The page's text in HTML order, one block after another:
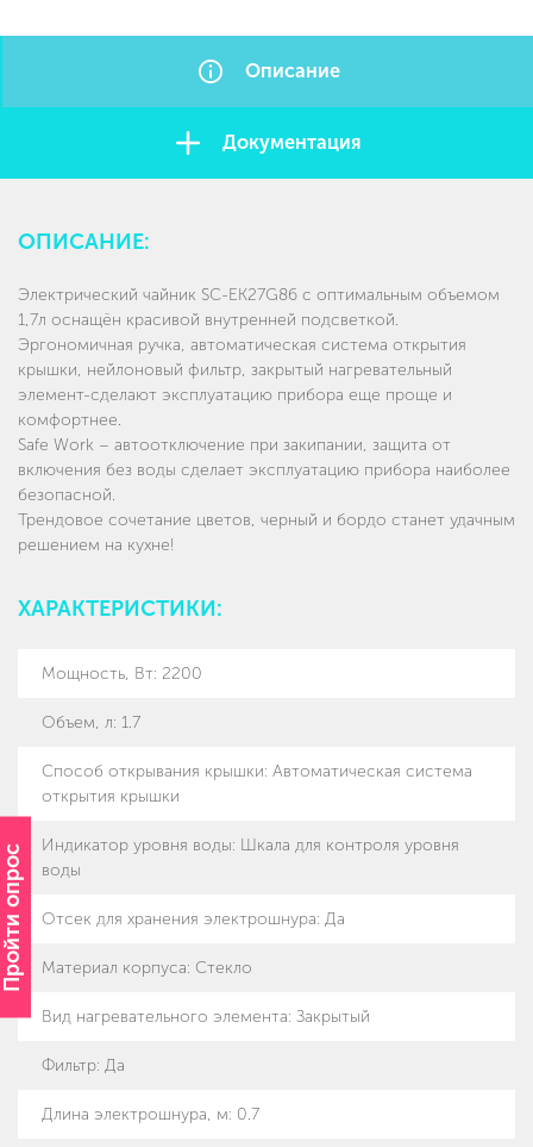
Пройти опрос
Описание
Документация
ОПИСАНИЕ:
Электрический чайник SC-EK27G86 с оптимальным объемом
1,7л оснащён красивой внутренней подсветкой.
Эргономичная ручка, автоматическая система открытия
крышки, нейлоновый фильтр, закрытый нагревательный
элемент-сделают эксплуатацию прибора еще проще и
комфортнее.
Safe Work – автоотключение при закипании, защита от
включения без воды сделает эксплуатацию прибора наиболее
безопасной.
Трендовое сочетание цветов, черный и бордо станет удачным
решением на кухне!
ХАРАКТЕРИСТИКИ:
Мощность, Вт: 2200
Объем, л: 1.7
Способ открывания крышки: Автоматическая система
открытия крышки
Индикатор уровня воды: Шкала для контроля уровня
воды
Отсек для хранения электрошнура: Да
Материал корпуса: Стекло
Вид нагревательного элемента: Закрытый
Фильтр: Да
Длина электрошнура, м: 0.7